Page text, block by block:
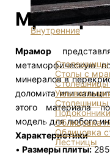
Внутренние
Столешницы
Столы с
Столешницы
Столешницы
Подоконники
Облицовка
Облицовка
Лестницы
Мрамор
Мрамор
метаморфическую
минералов в
доломита или
этого материала
модель для любого
Характеристики
• Размеры плиты: